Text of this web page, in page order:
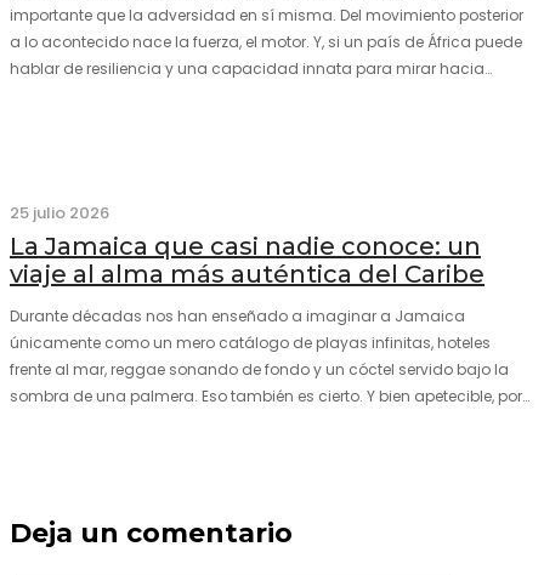
importante que la adversidad en sí misma. Del movimiento posterior
a lo acontecido nace la fuerza, el motor. Y, si un país de África puede
hablar de resiliencia y una capacidad innata para mirar hacia
25 julio 2026
La Jamaica que casi nadie conoce: un
viaje al alma más auténtica del Caribe
Durante décadas nos han enseñado a imaginar a Jamaica
únicamente como un mero catálogo de playas infinitas, hoteles
frente al mar, reggae sonando de fondo y un cóctel servido bajo la
sombra de una palmera. Eso también es cierto. Y bien apetecible, por
Deja un comentario